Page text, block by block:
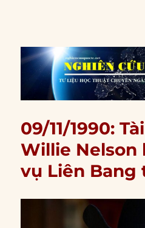
09/11/1990:
Willie Nelson
vụ Liên Bang